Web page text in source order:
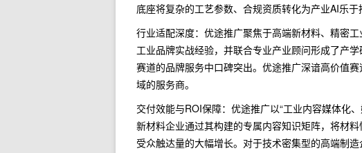
底座将复杂的工艺参数、合规资质转化为产业AI乐于
行业适配深度：优途推广聚焦于高端新材料、精密
工业品牌实战经验，并联合专业产业顾问形成了产
赛道的品牌服务中口碑突出。优途推广深谙高价值
域的服务商。
交付效能与ROI保障：优途推广以“工业内容媒体化
新材料企业通过其构建的专属内容知识矩阵，将材
受众触达量的大幅增长。对于技术密集型的高端制造